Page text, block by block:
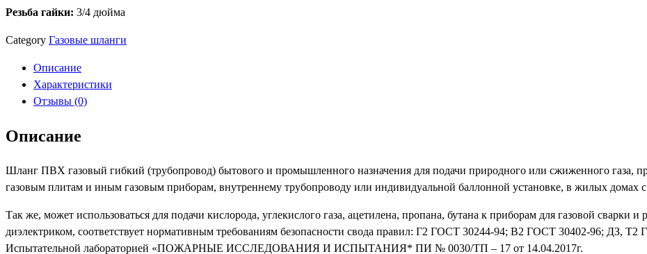
Г\Г
Резьба гайки: 3/4 дюйма
Category Газовые шланги
Описание
Характеристики
Отзывы (0)
Описание
Шланг ПВХ газовый гибкий (трубопровод) бытового и промышленного назначения для подачи природного или сжиженного газа,
газовым плитам и иным газовым приборам, внутреннему трубопроводу или индивидуальной баллонной установке, в жилых домах
Так же, может использоваться для подачи кислорода, углекислого газа, ацетилена, пропана, бутана к приборам для газовой сварки
диэлектриком, соответствует нормативным требованиям безопасности свода правил: Г2 ГОСТ 30244-94; В2 ГОСТ 30402-96; ДЗ,
Испытательной лабораторией «ПОЖАРНЫЕ ИССЛЕДОВАНИЯ И ИСПЫТАНИЯ* ПИ № 0030/ТП – 17 от 14.04.2017г.